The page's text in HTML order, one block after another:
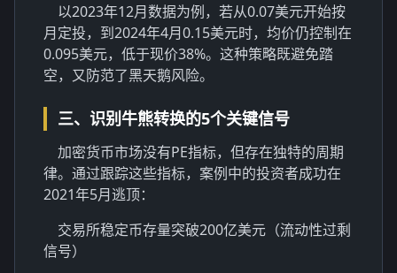
以2023年12月数据为例，若从0.07美元开始按
月定投，到2024年4月0.15美元时，均价仍控制在
0.095美元，低于现价38%。这种策略既避免踏
空，又防范了黑天鹅风险。
三、识别牛熊转换的5个关键信号
加密货币市场没有PE指标，但存在独特的周期
律。通过跟踪这些指标，案例中的投资者成功在
2021年5月逃顶：
交易所稳定币存量突破200亿美元（流动性过剩
信号）